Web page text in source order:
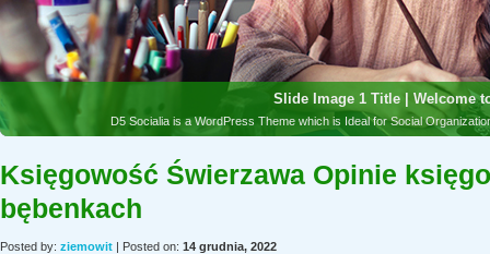
Księgowość Świerzawa Opinie
bębenkach
Posted by: ziemowit | Posted on: 14 grudnia, 2022